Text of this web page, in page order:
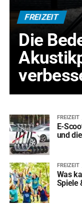
FREIZEIT
Die
FREIZEIT
E-
und
FREIZEIT
Was
Spiele